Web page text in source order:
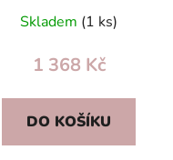
busy board pro batolata
Skladem (1 ks)
1 368 Kč
DO KOŠÍKU